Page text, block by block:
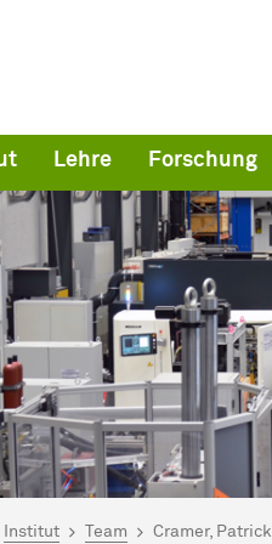
Lehre Forschung
hier:
Institut Team Cramer, Patrick